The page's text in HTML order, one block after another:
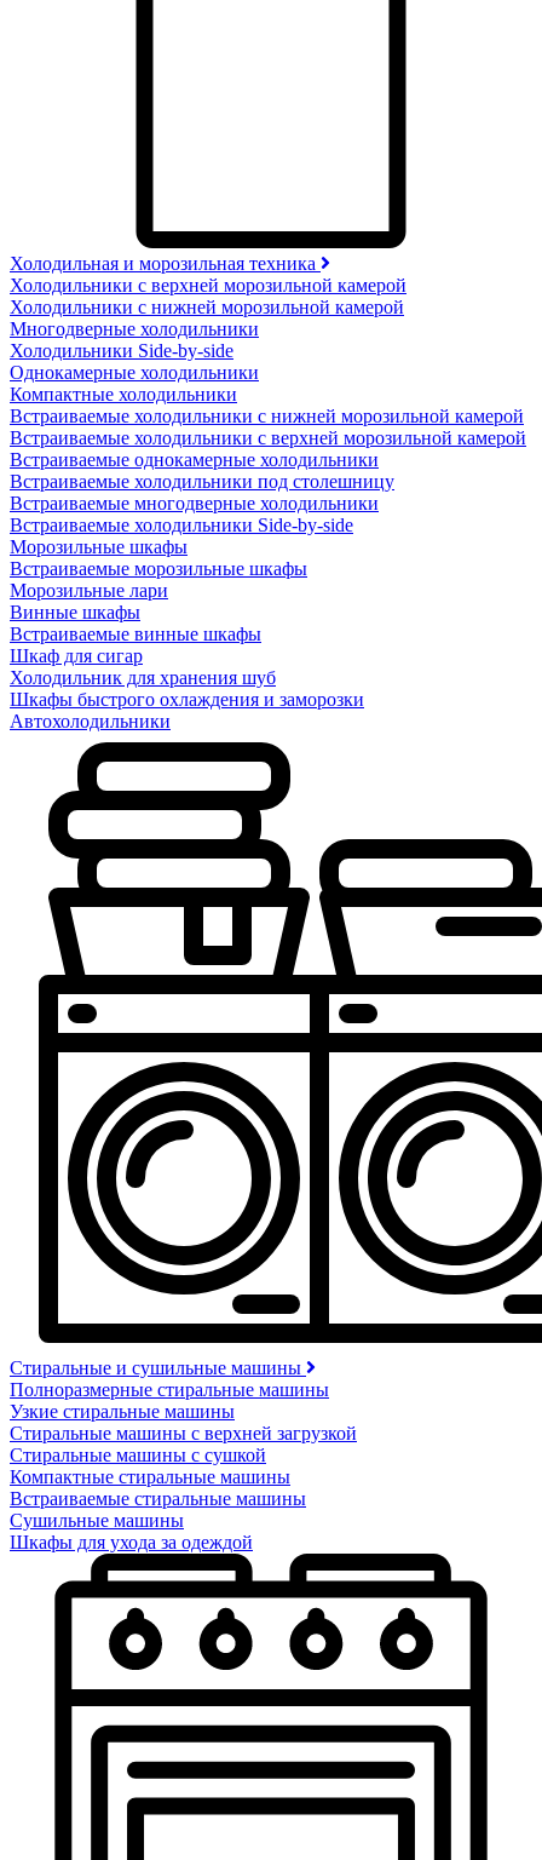
Холодильная и морозильная техника
Холодильники с верхней морозильной камерой
Холодильники с нижней морозильной камерой
Многодверные холодильники
Холодильники Side-by-side
Однокамерные холодильники
Компактные холодильники
Встраиваемые холодильники с нижней морозильной камерой
Встраиваемые холодильники с верхней морозильной камерой
Встраиваемые однокамерные холодильники
Встраиваемые холодильники под столешницу
Встраиваемые многодверные холодильники
Встраиваемые холодильники Side-by-side
Морозильные шкафы
Встраиваемые морозильные шкафы
Морозильные лари
Винные шкафы
Встраиваемые винные шкафы
Шкаф для сигар
Холодильник для хранения шуб
Шкафы быстрого охлаждения и заморозки
Автохолодильники
Стиральные и сушильные машины
Полноразмерные стиральные машины
Узкие стиральные машины
Стиральные машины с верхней загрузкой
Стиральные машины с сушкой
Компактные стиральные машины
Встраиваемые стиральные машины
Сушильные машины
Шкафы для ухода за одеждой